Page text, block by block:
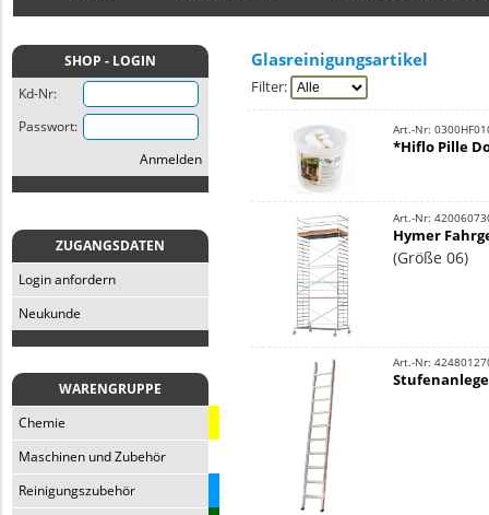
SHOP - LOGIN
Kd-Nr:
Passwort:
Anmelden
ZUGANGSDATEN
Login anfordern
Neukunde
WARENGRUPPE
Chemie
Maschinen und Zubehör
Reinigungszubehör
Glasreinigungsartikel
Filter:
Art.-Nr:
*Hiflo Pille
Art.-Nr:
Hymer
(Größe 06)
Art.-Nr: